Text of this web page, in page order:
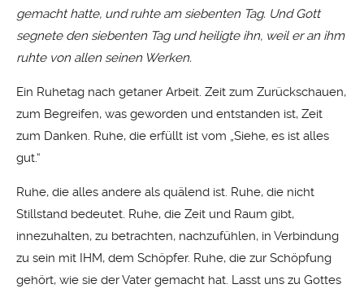
gemacht hatte, und ruhte am siebenten Tag. Und Gott
segnete den siebenten Tag und heiligte ihn, weil er an ihm
ruhte von allen seinen Werken.
Ein Ruhetag nach getaner Arbeit. Zeit zum Zurückschauen,
zum Begreifen, was geworden und entstanden ist, Zeit
zum Danken. Ruhe, die erfüllt ist vom „Siehe, es ist alles
gut.“
Ruhe, die alles andere als quälend ist. Ruhe, die nicht
Stillstand bedeutet. Ruhe, die Zeit und Raum gibt,
innezuhalten, zu betrachten, nachzufühlen, in Verbindung
zu sein mit IHM, dem Schöpfer. Ruhe, die zur Schöpfung
gehört, wie sie der Vater gemacht hat. Lasst uns zu Gottes